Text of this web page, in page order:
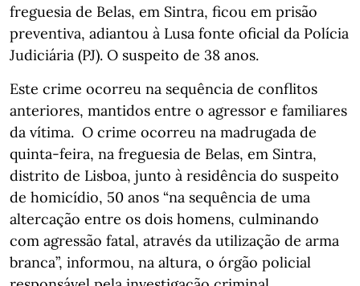
freguesia de Belas, em Sintra, ficou em prisão
preventiva, adiantou à Lusa fonte oficial da Polícia
Judiciária (PJ). O suspeito de 38 anos.
Este crime ocorreu na sequência de conflitos
anteriores, mantidos entre o agressor e familiares
da vítima. O crime ocorreu na madrugada de
quinta-feira, na freguesia de Belas, em Sintra,
distrito de Lisboa, junto à residência do suspeito
de homicídio, 50 anos “na sequência de uma
altercação entre os dois homens, culminando
com agressão fatal, através da utilização de arma
branca”, informou, na altura, o órgão policial